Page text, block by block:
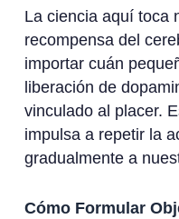
La ciencia aquí toca
recompensa del
importar cuán
liberación de
vinculado al placer.
impulsa a repetir la
gradualmente a
Cómo Formular